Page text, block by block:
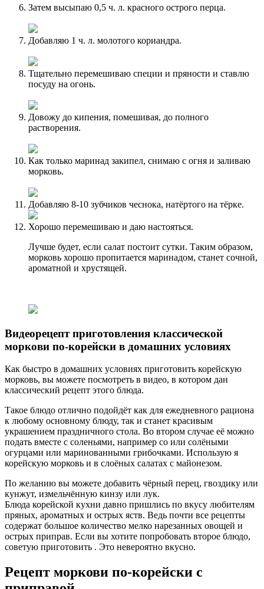
Затем высыпаю 0,5 ч. л. красного острого перца.
Добавляю 1 ч. л. молотого кориандра.
Тщательно перемешиваю специи и пряности и ставлю
посуду на огонь.
Довожу до кипения, помешивая, до полного
растворения.
Как только маринад закипел, снимаю с огня и заливаю
морковь.
Добавляю 8-10 зубчиков чеснока, натёртого на тёрке.
Хорошо перемешиваю и даю настояться.
Лучше будет, если салат постоит сутки. Таким образом,
морковь хорошо пропитается маринадом, станет сочной,
ароматной и хрустящей.
Видеорецепт приготовления классической
моркови по-корейски в домашних условиях
Как быстро в домашних условиях приготовить корейскую
морковь, вы можете посмотреть в видео, в котором дан
классический рецепт этого блюда.
Такое блюдо отлично подойдёт как для ежедневного рациона
к любому основному блюду, так и станет красивым
украшением праздничного стола. Во втором случае её можно
подать вместе с соленьями, например со или солёными
огурцами или маринованными грибочками. Использую я
корейскую морковь и в слоёных салатах с майонезом.
По желанию вы можете добавить чёрный перец, гвоздику или
кунжут, измельчённую кинзу или лук.
Блюда корейской кухни давно пришлись по вкусу любителям
пряных, ароматных и острых яств. Ведь почти все рецепты
содержат большое количество мелко нарезанных овощей и
острых приправ. Если вы хотите попробовать второе блюдо,
советую приготовить . Это невероятно вкусно.
Рецепт моркови по-корейски с